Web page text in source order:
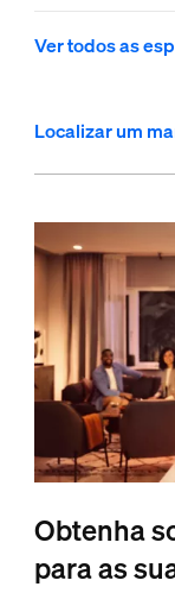
Ver todos as
Localizar um
Obtenha
para as